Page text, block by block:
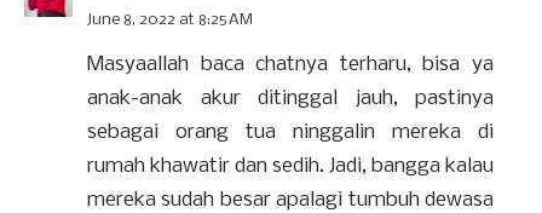
June 8, 2022 at 8:25 AM
Masyaallah baca chatnya terharu, bisa ya
anak-anak akur ditinggal jauh, pastinya
sebagai orang tua ninggalin mereka di
rumah khawatir dan sedih. Jadi, bangga kalau
mereka sudah besar apalagi tumbuh dewasa